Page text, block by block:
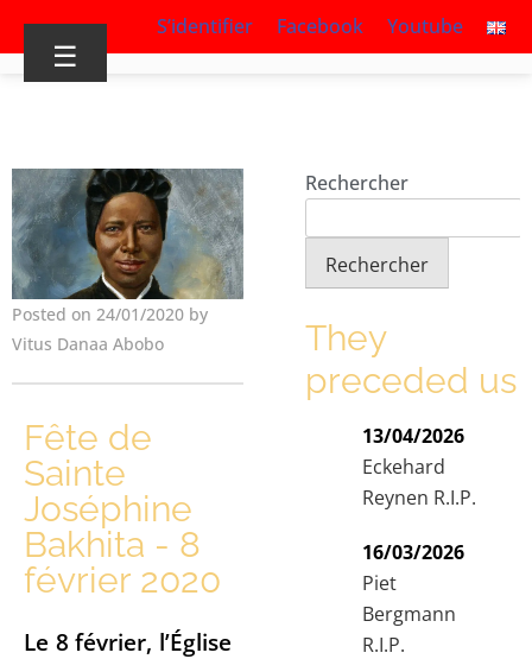
S’identifier Facebook Youtube
☰
Posted on 24/01/2020 by
Vitus Danaa Abobo
Fête de
Sainte
Joséphine
Bakhita - 8
février 2020
Le 8 février, l’Église
Rechercher
Rechercher
They
preceded us
13/04/2026
Eckehard
Reynen R.I.P.
16/03/2026
Piet
Bergmann
R.I.P.